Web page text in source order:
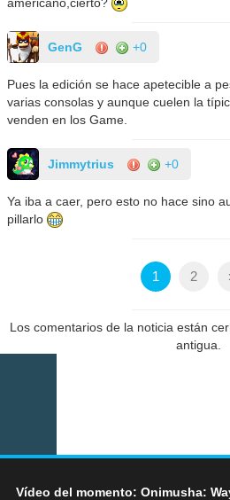
GenG +0
Pues la edición se hace apetecible a
varias consolas y aunque cuelen la
venden en los Game.
Jimmytrius +0
Ya iba a caer, pero esto no hace sino
pillarlo
1 2
Los comentarios de la noticia están
antigua.
Vídeo del momento: Onimusha: